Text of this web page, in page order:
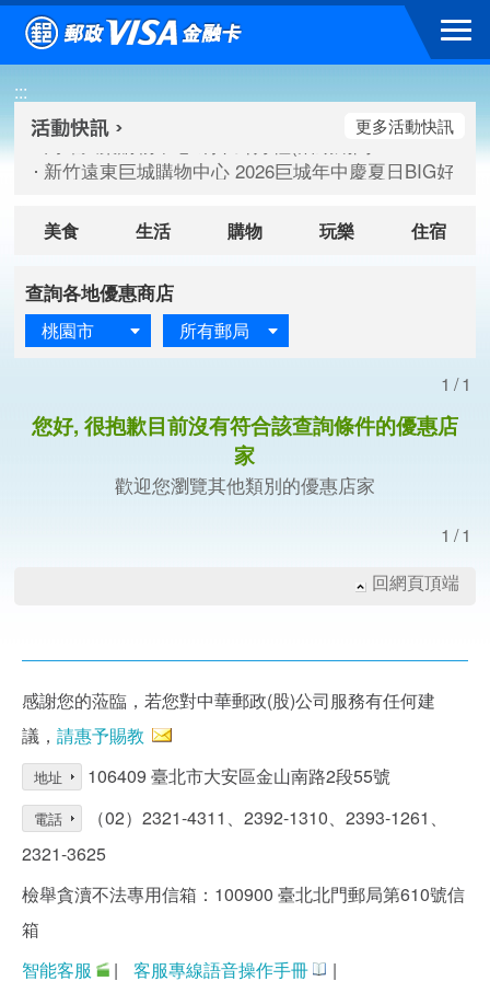
跳到主要內容區塊
:::
高雄大樂購物中心 刷卡郵好禮(活動期間：115/08/07-
臺北三創生活 有點東西第2波 刷卡郵好禮(活動期間：
高雄大樂購物中心 刷卡郵好禮(活動期間：115/08/07-
新竹遠東巨城購物中心 2026巨城年中慶夏日BIG好刷(
更多活動快訊
美食 生活 購物 玩樂 住宿
查詢各地優惠商店
桃園市 所有郵局
1/1
您好, 很抱歉目前沒有符合該查詢條件的優惠店
家
歡迎您瀏覽其他類別的優惠店家
1/1
回網頁頂端
感謝您的蒞臨，若您對中華郵政(股)公司服務有任何建
議， 請惠予賜教
地址 106409 臺北市大安區金山南路2段55號
電話
（02）2321-4311、2392-1310、2393-1261、
2321-3625
檢舉貪瀆不法專用信箱：100900 臺北北門郵局第610號信
箱
智能客服
| 客服專線語音操作手冊 |